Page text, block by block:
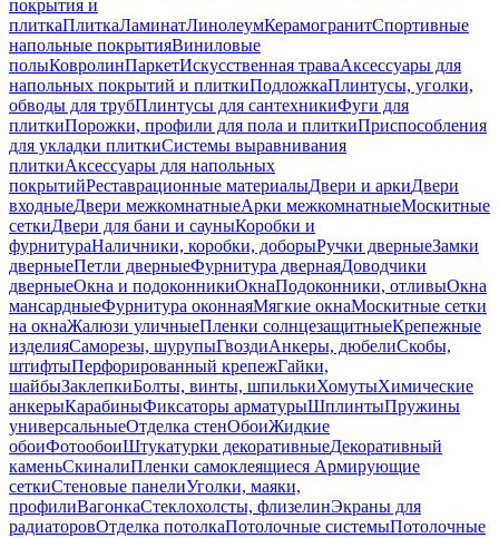
покрытия и
плиткаПлиткаЛаминатЛинолеумКерамогранитСпортивные
напольные покрытияВиниловые
полыКовролинПаркетИскусственная траваАксессуары для
напольных покрытий и плиткиПодложкаПлинтусы, уголки,
обводы для трубПлинтусы для сантехникиФуги для
плиткиПорожки, профили для пола и плиткиПриспособления
для укладки плиткиСистемы выравнивания
плиткиАксессуары для напольных
покрытийРеставрационные материалыДвери и аркиДвери
входныеДвери межкомнатныеАрки межкомнатныеМоскитные
сеткиДвери для бани и сауныКоробки и
фурнитураНаличники, коробки, доборыРучки дверныеЗамки
дверныеПетли дверныеФурнитура двернаяДоводчики
дверныеОкна и подоконникиОкнаПодоконники, отливыОкна
мансардныеФурнитура оконнаяМягкие окнаМоскитные сетки
на окнаЖалюзи уличныеПленки солнцезащитныеКрепежные
изделияСаморезы, шурупыГвоздиАнкеры, дюбелиСкобы,
штифтыПерфорированный крепежГайки,
шайбыЗаклепкиБолты, винты, шпилькиХомутыХимические
анкерыКарабиныФиксаторы арматурыШплинтыПружины
универсальныеОтделка стенОбоиЖидкие
обоиФотообоиШтукатурки декоративныеДекоративный
каменьСкиналиПленки самоклеящиеся Армирующие
сеткиСтеновые панелиУголки, маяки,
профилиВагонкаСтеклохолсты, флизелинЭкраны для
радиаторовОтделка потолкаПотолочные системыПотолочные